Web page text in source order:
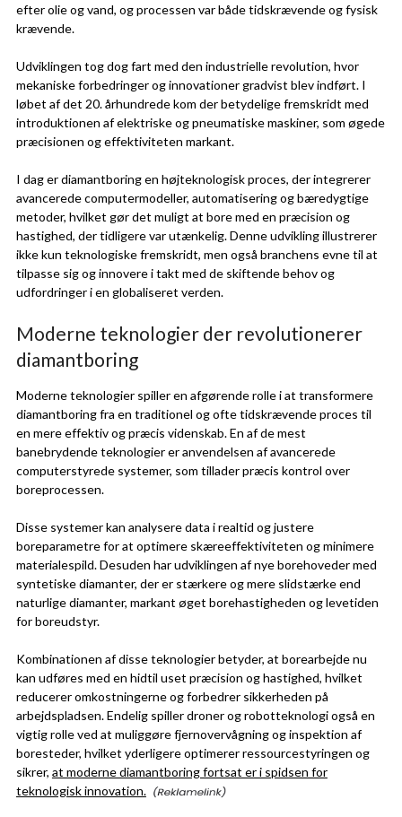
efter olie og vand, og processen var både tidskrævende og fysisk
krævende.
Udviklingen tog dog fart med den industrielle revolution, hvor
mekaniske forbedringer og innovationer gradvist blev indført. I
løbet af det 20. århundrede kom der betydelige fremskridt med
introduktionen af elektriske og pneumatiske maskiner, som øgede
præcisionen og effektiviteten markant.
I dag er diamantboring en højteknologisk proces, der integrerer
avancerede computermodeller, automatisering og bæredygtige
metoder, hvilket gør det muligt at bore med en præcision og
hastighed, der tidligere var utænkelig. Denne udvikling illustrerer
ikke kun teknologiske fremskridt, men også branchens evne til at
tilpasse sig og innovere i takt med de skiftende behov og
udfordringer i en globaliseret verden.
Moderne teknologier der revolutionerer
diamantboring
Moderne teknologier spiller en afgørende rolle i at transformere
diamantboring fra en traditionel og ofte tidskrævende proces til
en mere effektiv og præcis videnskab. En af de mest
banebrydende teknologier er anvendelsen af avancerede
computerstyrede systemer, som tillader præcis kontrol over
boreprocessen.
Disse systemer kan analysere data i realtid og justere
boreparametre for at optimere skæreeffektiviteten og minimere
materialespild. Desuden har udviklingen af nye borehoveder med
syntetiske diamanter, der er stærkere og mere slidstærke end
naturlige diamanter, markant øget borehastigheden og levetiden
for boreudstyr.
Kombinationen af disse teknologier betyder, at borearbejde nu
kan udføres med en hidtil uset præcision og hastighed, hvilket
reducerer omkostningerne og forbedrer sikkerheden på
arbejdspladsen. Endelig spiller droner og robotteknologi også en
vigtig rolle ved at muliggøre fjernovervågning og inspektion af
boresteder, hvilket yderligere optimerer ressourcestyringen og
sikrer, at moderne diamantboring fortsat er i spidsen for
teknologisk innovation.